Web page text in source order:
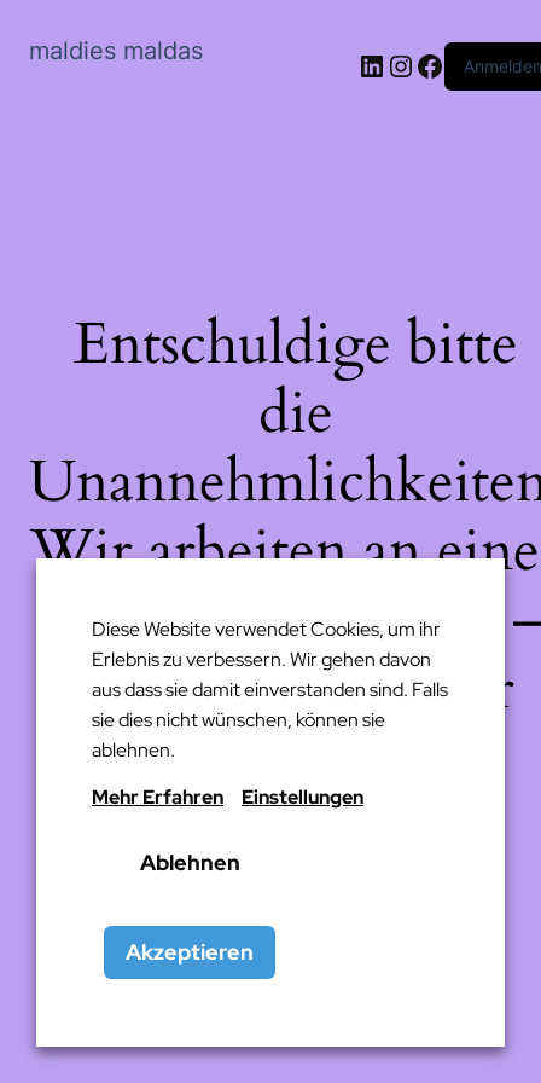
maldies maldas LinkedIn
Instagram
Anmelden
Entschuldige bitte
die
Wir arbeiten an
großartigen Sache
schau bald wieder
Diese Website verwendet Cookies, um ihr
Erlebnis zu verbessern. Wir gehen davon
aus dass sie damit einverstanden sind. Falls
sie dies nicht wünschen, können sie
ablehnen.
Mehr Erfahren
Einstellungen
Ablehnen
Akzeptieren